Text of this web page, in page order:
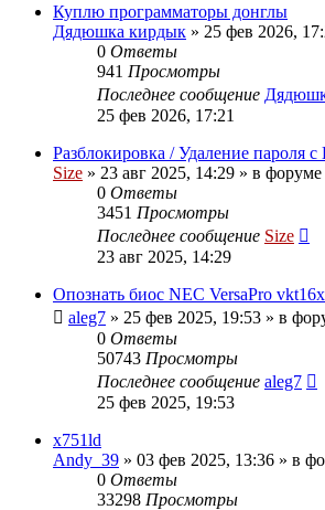
Куплю программаторы донглы
Дядюшка кирдык » 25 фев 2026,
0 Ответы
941 Просмотры
Последнее сообщение
25 фев 2026, 17:21
Разблокировка / Удаление пароля
Size » 23 авг 2025, 14:29 » в форуме
0 Ответы
3451 Просмотры
Последнее сообщение Size
23 авг 2025, 14:29
Опознать биос NEC VersaPro
aleg7 » 25 фев 2025, 19:53 » в
0 Ответы
50743 Просмотры
Последнее сообщение aleg7
25 фев 2025, 19:53
x751ld
Andy_39 » 03 фев 2025, 13:36 » в
0 Ответы
33298 Просмотры